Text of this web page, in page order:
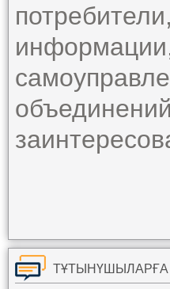
ТҰТЫНҮШЫЛАРҒА